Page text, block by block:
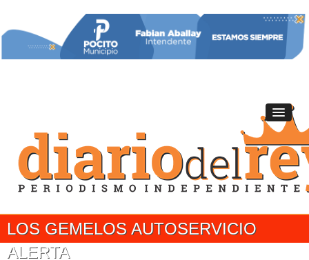
LOS GEMELOS AUTOSERVICIO
ALERTA